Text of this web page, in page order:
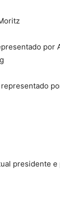
por
presidente